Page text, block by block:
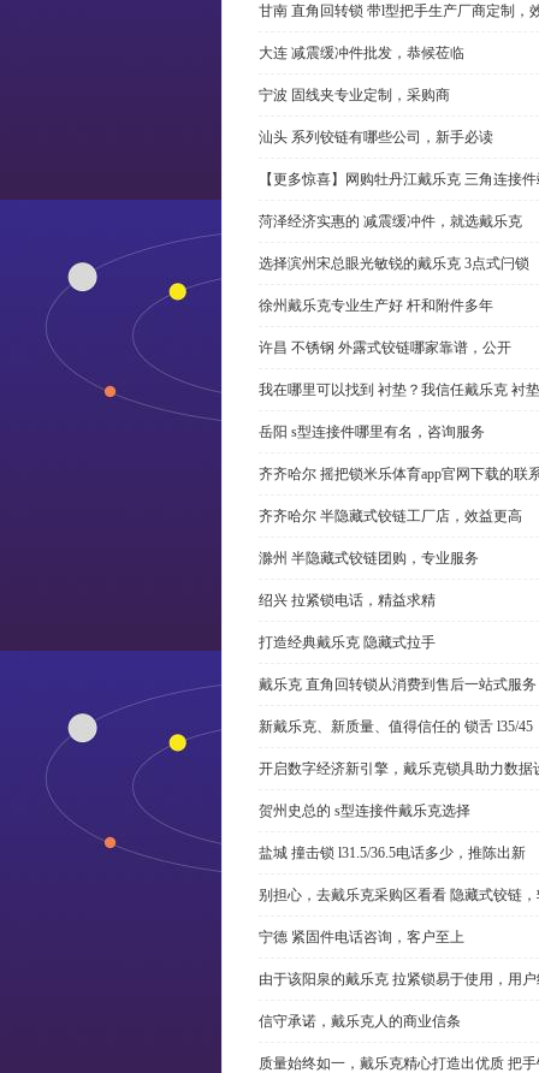
甘南 直角回转锁 带l型把手生产厂商定制，
大连 减震缓冲件批发，恭候莅临
宁波 固线夹专业定制，采购商
汕头 系列铰链有哪些公司，新手必读
【更多惊喜】网购牡丹江戴乐克 三角连接
菏泽经济实惠的 减震缓冲件，就选戴乐克
选择滨州宋总眼光敏锐的戴乐克 3点式闩锁
徐州戴乐克专业生产好 杆和附件多年
许昌 不锈钢 外露式铰链哪家靠谱，公开
我在哪里可以找到 衬垫？我信任戴乐克 衬
岳阳 s型连接件哪里有名，咨询服务
齐齐哈尔 摇把锁米乐体育app官网下载的联
齐齐哈尔 半隐藏式铰链工厂店，效益更高
滁州 半隐藏式铰链团购，专业服务
绍兴 拉紧锁电话，精益求精
打造经典戴乐克 隐藏式拉手
戴乐克 直角回转锁从消费到售后一站式服务
新戴乐克、新质量、值得信任的 锁舌 l35/45
开启数字经济新引擎，戴乐克锁具助力数据
贺州史总的 s型连接件戴乐克选择
盐城 撞击锁 l31.5/36.5电话多少，推陈出新
别担心，去戴乐克采购区看看 隐藏式铰链
宁德 紧固件电话咨询，客户至上
由于该阳泉的戴乐克 拉紧锁易于使用，用
信守承诺，戴乐克人的商业信条
质量始终如一，戴乐克精心打造出优质 把